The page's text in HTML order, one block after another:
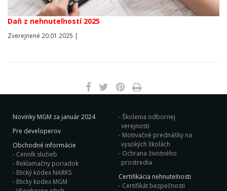
Daň z nehnuteľností 2025
Zverejnené 20.01.2025 |
Novinky MGM za január 2024
Pre developerov
Obchodné informácie
Cenník služieb
Reklamačny poriadok
Etický kódex NARKS
Eticky kodex MGM
Školenia odbornej
verejnosti
Motivačné prednášky na
vysokých školách
Ochrana životného
prostredia
Certifikácia nehnuteľnosti
Certifikát bezpečnosti